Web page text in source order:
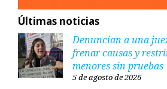
Últimas noticias
Denuncian a una
frenar causas y
menores sin pruebas
5 de agosto de 2026